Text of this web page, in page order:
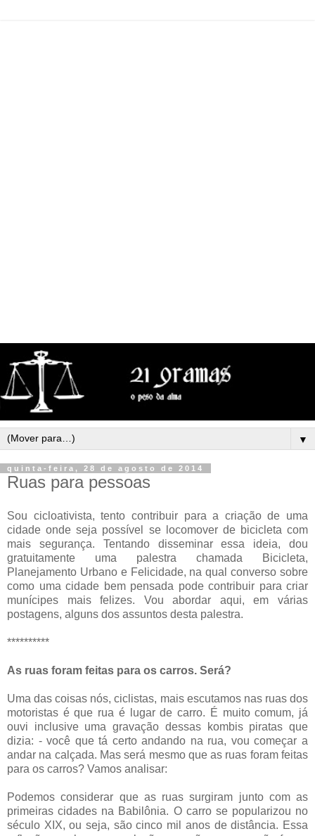
▼
quinta-feira, 28 de agosto de 2014
Ruas para pessoas
Sou cicloativista, tento contribuir para a criação de uma
cidade onde seja possível se locomover de bicicleta com
mais segurança. Tentando disseminar essa ideia, dou
gratuitamente uma palestra chamada Bicicleta,
Planejamento Urbano e Felicidade, na qual converso sobre
como uma cidade bem pensada pode contribuir para criar
munícipes mais felizes. Vou abordar aqui, em várias
postagens, alguns dos assuntos desta palestra.
**********
As ruas foram feitas para os carros. Será?
Uma das coisas nós, ciclistas, mais escutamos nas ruas dos
motoristas é que rua é lugar de carro. É muito comum, já
ouvi inclusive uma gravação dessas kombis piratas que
dizia: - você que tá certo andando na rua, vou começar a
andar na calçada. Mas será mesmo que as ruas foram feitas
para os carros? Vamos analisar:
Podemos considerar que as ruas surgiram junto com as
primeiras cidades na Babilônia. O carro se popularizou no
século XIX, ou seja, são cinco mil anos de distância. Essa